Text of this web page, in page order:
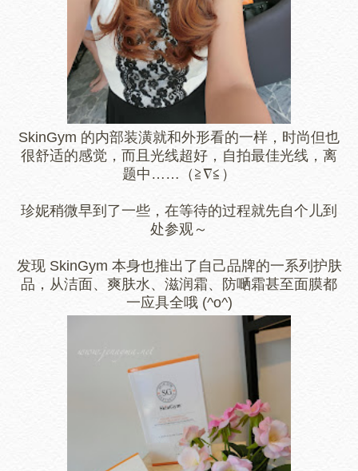
SkinGym 的内部装潢就和外形看的一样，时尚但也
很舒适的感觉，而且光线超好，自拍最佳光线，离
题中……（≧∇≦）
珍妮稍微早到了一些，在等待的过程就先自个儿到
处参观～
发现 SkinGym 本身也推出了自己品牌的一系列护肤
品，从洁面、爽肤水、滋润霜、防嗮霜甚至面膜都
一应具全哦 (^o^)